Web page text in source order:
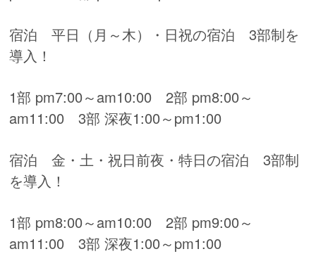
宿泊 平日（月～木）・日祝の宿泊 3部制を
導入！
1部 pm7:00～am10:00 2部 pm8:00～
am11:00 3部 深夜1:00～pm1:00
宿泊 金・土・祝日前夜・特日の宿泊 3部制
を導入！
1部 pm8:00～am10:00 2部 pm9:00～
am11:00 3部 深夜1:00～pm1:00